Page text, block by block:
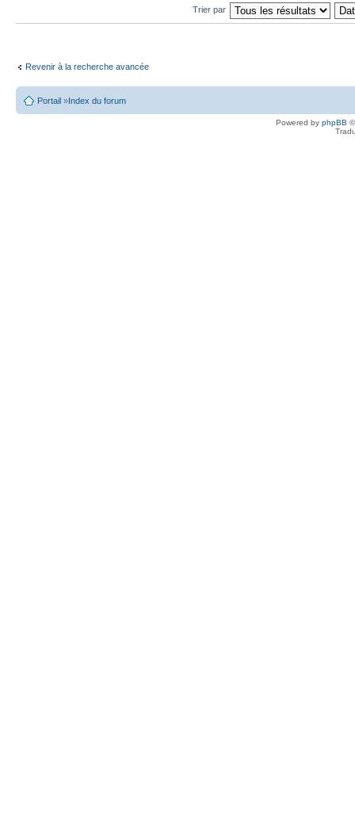
Trier par
Revenir à la recherche avancée
Portail »Index du forum
Powered by phpBB